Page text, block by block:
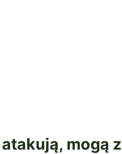
mogą